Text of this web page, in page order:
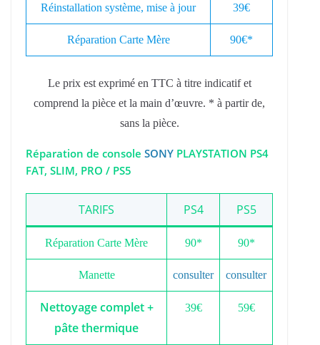
Réinstallation système, mise à jour 39€
Réparation Carte Mère 90€*
Le prix est exprimé en TTC à titre indicatif et
comprend la pièce et la main d’œuvre. * à partir de,
sans la pièce.
Réparation de console SONY PLAYSTATION PS4
FAT, SLIM, PRO / PS5
TARIFS PS4 PS5
Réparation Carte Mère 90* 90*
Manette consulter consulter
Nettoyage complet +
pâte thermique
39€ 59€